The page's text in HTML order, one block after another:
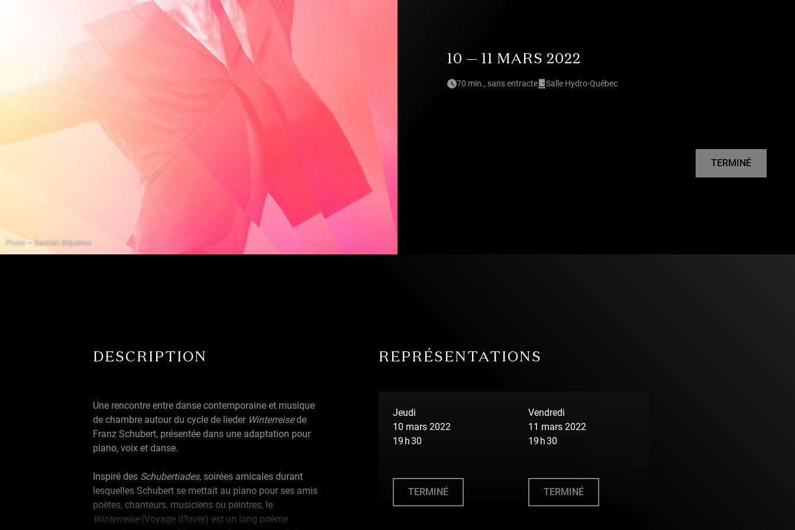
Photo — Damian Siqueiros
10 — 11 MARS 2022
70 min., sans entracte Salle Hydro-Québec
TERMINÉ
DESCRIPTION
Une rencontre entre danse contemporaine et musique
de chambre autour du cycle de lieder Winterreisede
Franz Schubert, présentée dans une adaptation pour
piano, voix et danse.
Inspiré des Schubertiades, soirées amicales durant
lesquelles Schubert se mettait au piano pour ses amis
poètes, chanteurs, musiciens ou peintres, le
Winterreise(Voyage d’hiver) est un long poème
REPRÉSENTATIONS
Jeudi
10 mars 2022
19 h 30
TERMINÉ
Vendredi
11 mars 2022
19 h 30
TERMINÉ